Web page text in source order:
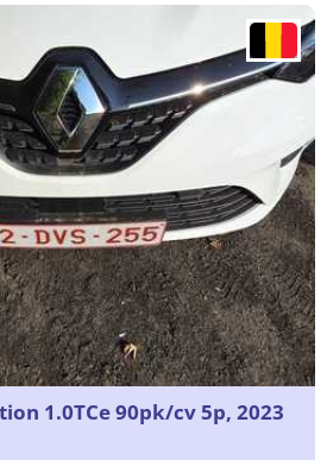
1.0TCe 90pk/cv 5p, 2023